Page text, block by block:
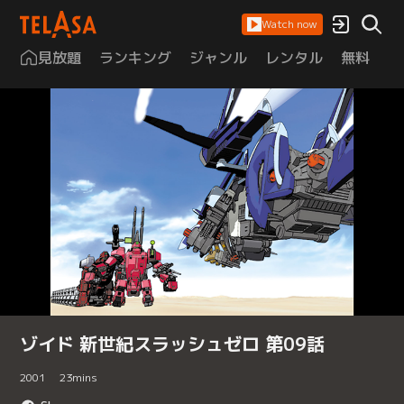
Watch now
見放題 ランキング ジャンル レンタル 無料
ゾイド 新世紀スラッシュゼロ 第09話
2001 23mins